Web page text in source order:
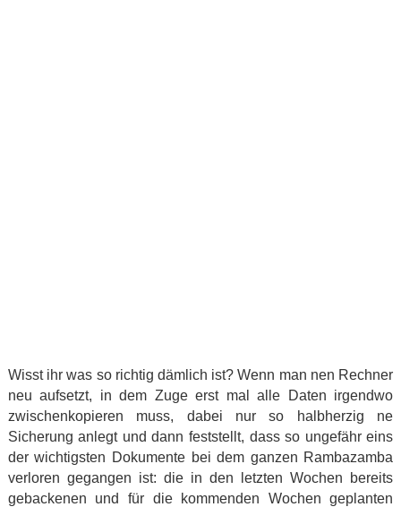
Wisst ihr was so richtig dämlich ist? Wenn man nen Rechner
neu aufsetzt, in dem Zuge erst mal alle Daten irgendwo
zwischenkopieren muss, dabei nur so halbherzig ne
Sicherung anlegt und dann feststellt, dass so ungefähr eins
der wichtigsten Dokumente bei dem ganzen Rambazamba
verloren gegangen ist: die in den letzten Wochen bereits
gebackenen und für die kommenden Wochen geplanten